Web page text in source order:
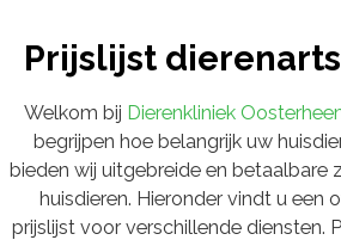
Prijslijst
Welkom bij Dierenkliniek
begrijpen hoe belangrijk uw
bieden wij uitgebreide en betaalbare
huisdieren. Hieronder vindt u een
prijslijst voor verschillende diensten.